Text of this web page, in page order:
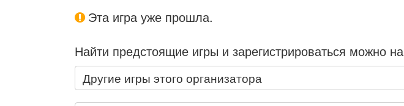
Эта игра уже прошла.
Найти предстоящие игры и зарегистрироваться можно на
Другие игры этого организатора